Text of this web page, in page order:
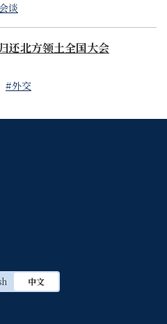
谈
还北方领土全国大会
#外交
中文